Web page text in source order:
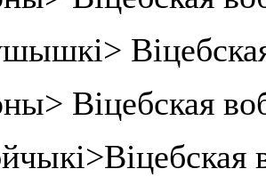
Віцебская